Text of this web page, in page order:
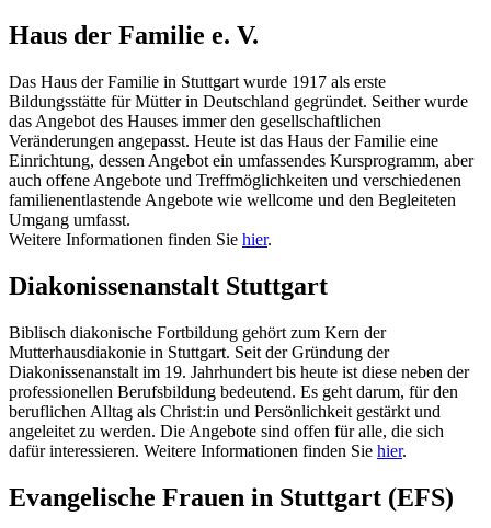
Haus der Familie e. V.
Das Haus der Familie in Stuttgart wurde 1917 als erste
Bildungsstätte für Mütter in Deutschland gegründet. Seither wurde
das Angebot des Hauses immer den gesellschaftlichen
Veränderungen angepasst. Heute ist das Haus der Familie eine
Einrichtung, dessen Angebot ein umfassendes Kursprogramm, aber
auch offene Angebote und Treffmöglichkeiten und verschiedenen
familienentlastende Angebote wie wellcome und den Begleiteten
Umgang umfasst.
Weitere Informationen finden Sie hier.
Diakonissenanstalt Stuttgart
Biblisch diakonische Fortbildung gehört zum Kern der
Mutterhausdiakonie in Stuttgart. Seit der Gründung der
Diakonissenanstalt im 19. Jahrhundert bis heute ist diese neben der
professionellen Berufsbildung bedeutend. Es geht darum, für den
beruflichen Alltag als Christ:in und Persönlichkeit gestärkt und
angeleitet zu werden. Die Angebote sind offen für alle, die sich
dafür interessieren. Weitere Informationen finden Sie hier.
Evangelische Frauen in Stuttgart (EFS)